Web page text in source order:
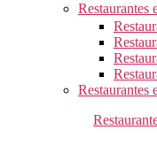
Restaurantes
Restaurantes